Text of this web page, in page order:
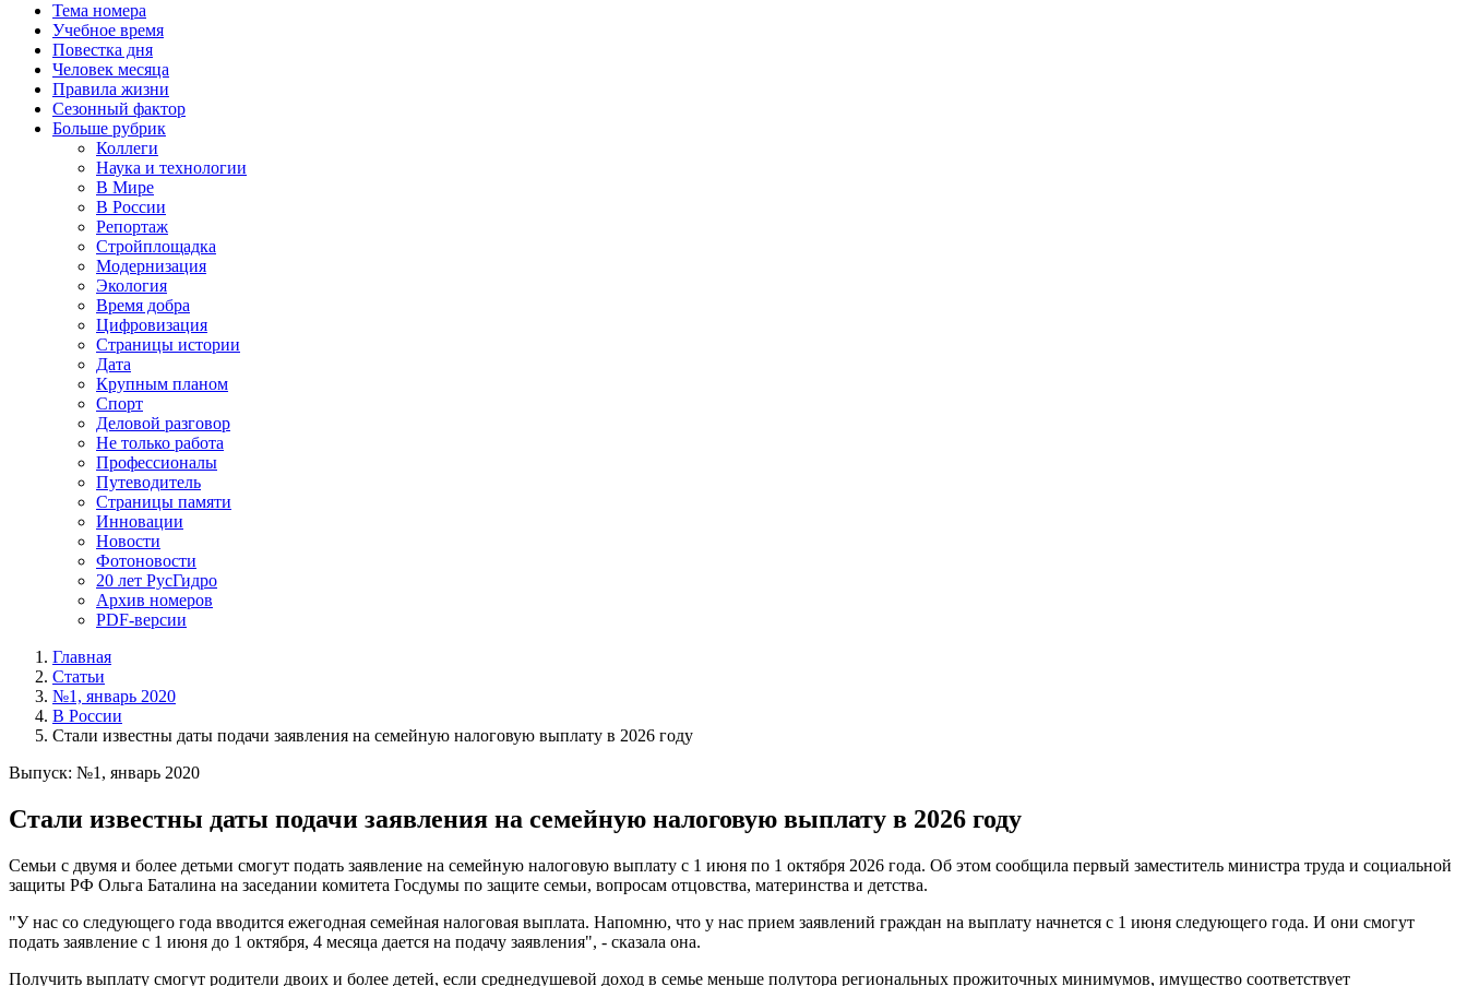
Тема номера
Учебное время
Повестка дня
Человек месяца
Правила жизни
Сезонный фактор
Больше рубрик
Коллеги
Наука и технологии
В Мире
В России
Репортаж
Стройплощадка
Модернизация
Экология
Время добра
Цифровизация
Страницы истории
Дата
Крупным планом
Спорт
Деловой разговор
Не только работа
Профессионалы
Путеводитель
Страницы памяти
Инновации
Новости
Фотоновости
20 лет РусГидро
Архив номеров
PDF-версии
Главная
Статьи
№1, январь 2020
В России
Стали известны даты подачи заявления на семейную налоговую выплату в 2026 году
Выпуск: №1, январь 2020
Стали известны даты подачи заявления на семейную налоговую выплату в 2026 году
Семьи с двумя и более детьми смогут подать заявление на семейную налоговую выплату с 1 июня по 1 октября 2026 года. Об этом сообщила первый заместитель министра труда и социальной
защиты РФ Ольга Баталина на заседании комитета Госдумы по защите семьи, вопросам отцовства, материнства и детства.
"У нас со следующего года вводится ежегодная семейная налоговая выплата. Напомню, что у нас прием заявлений граждан на выплату начнется с 1 июня следующего года. И они смогут
подать заявление с 1 июня до 1 октября, 4 месяца дается на подачу заявления", - сказала она.
Получить выплату смогут родители двоих и более детей, если среднедушевой доход в семье меньше полутора региональных прожиточных минимумов, имущество соответствует